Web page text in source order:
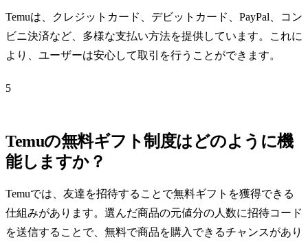
Temuは、クレジットカード、デビットカード、PayPal、コン
ビニ決済など、多様な支払い方法を提供しています。これに
より、ユーザーは安心して取引を行うことができます。
5
Temuの無料ギフト制度はどのように機
能しますか？
Temuでは、友達を招待することで無料ギフトを獲得できる
仕組みがあります。選んだ商品の元値分の人数に招待コード
を送信することで、無料で商品を購入できるチャンスがあり